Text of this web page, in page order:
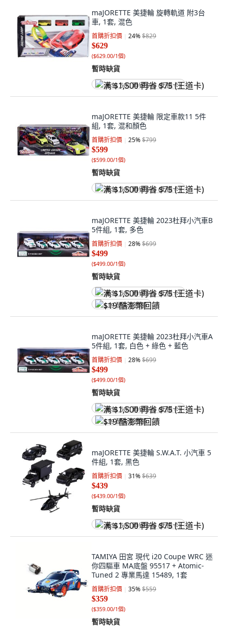
maJORETTE 美捷輪 旋轉軌道 附3台
車, 1套, 混色
首購折扣價 24%$829
$629
($629.00/1個)
暫時缺貨
满 $1,500 再省 $75 (王道卡)
maJORETTE 美捷輪 限定車款11 5件
組, 1套, 混和顏色
首購折扣價 25%$799
$599
($599.00/1個)
暫時缺貨
满 $1,500 再省 $75 (王道卡)
maJORETTE 美捷輪 2023杜拜小汽車B
5件組, 1套, 多色
首購折扣價 28%$699
$499
($499.00/1個)
暫時缺貨
满 $1,500 再省 $75 (王道卡)
$19 酷澎幣回饋
maJORETTE 美捷輪 2023杜拜小汽車A
5件組, 1套, 白色 + 綠色 + 藍色
首購折扣價 28%$699
$499
($499.00/1個)
暫時缺貨
满 $1,500 再省 $75 (王道卡)
$19 酷澎幣回饋
maJORETTE 美捷輪 S.W.A.T. 小汽車 5
件組, 1套, 黑色
首購折扣價 31%$639
$439
($439.00/1個)
暫時缺貨
满 $1,500 再省 $75 (王道卡)
TAMIYA 田宮 現代 i20 Coupe WRC 迷
你四驅車 MA底盤 95517 + Atomic-
Tuned 2 專業馬達 15489, 1套
首購折扣價 35%$559
$359
($359.00/1個)
暫時缺貨